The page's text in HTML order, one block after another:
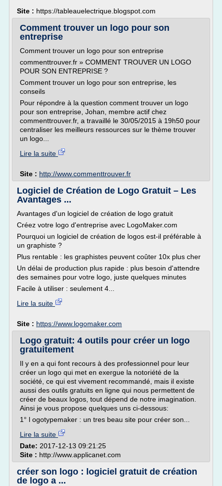
Site : https://tableauelectrique.blogspot.com
Comment trouver un logo pour son
entreprise
Comment trouver un logo pour son entreprise
commenttrouver.fr » COMMENT TROUVER UN LOGO
POUR SON ENTREPRISE ?
Comment trouver un logo pour son entreprise, les
conseils
Pour répondre à la question comment trouver un logo
pour son entreprise, Johan, membre actif chez
commenttrouver.fr, a travaillé le 30/05/2015 à 19h50 pour
centraliser les meilleurs ressources sur le thème trouver
un logo...
Lire la suite
Site : http://www.commenttrouver.fr
Logiciel de Création de Logo Gratuit – Les
Avantages ...
Avantages d'un logiciel de création de logo gratuit
Créez votre logo d'entreprise avec LogoMaker.com
Pourquoi un logiciel de création de logos est-il préférable à
un graphiste ?
Plus rentable : les graphistes peuvent coûter 10x plus cher
Un délai de production plus rapide : plus besoin d'attendre
des semaines pour votre logo, juste quelques minutes
Facile à utiliser : seulement 4...
Lire la suite
Site : https://www.logomaker.com
Logo gratuit: 4 outils pour créer un logo
gratuitement
Il y en a qui font recours à des professionnel pour leur
créer un logo qui met en exergue la notoriété de la
société, ce qui est vivement recommandé, mais il existe
aussi des outils gratuits en ligne qui nous permettent de
créer de beaux logos, tout dépend de notre imagination.
Ainsi je vous propose quelques uns ci-dessous:
1° l ogotypemaker : un tres beau site pour créer son...
Lire la suite
Date: 2017-12-13 09:21:25
Site : http://www.applicanet.com
créer son logo : logiciel gratuit de création
de logo a ...